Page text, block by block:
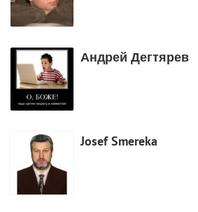
Андрей Дегтярев
Josef Smereka